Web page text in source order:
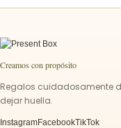
Creamos con propósito
Regalos cuidadosamente
dejar huella.
InstagramFacebookTikTok